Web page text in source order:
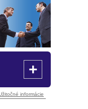
+
informácie